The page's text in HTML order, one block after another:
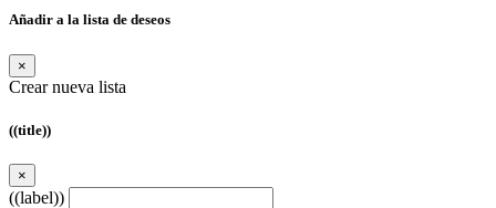
Añadir a la lista de deseos
×
Crear nueva lista
((title))
×
((label))